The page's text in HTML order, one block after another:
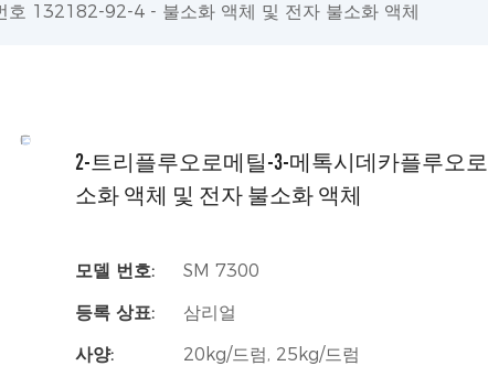
호 132182-92-4 - 불소화 액체 및 전자 불소화 액체
2-트리플루오로메틸-3-메톡시데카플루오로
소화 액체 및 전자 불소화 액체
모델 번호:
SM 7300
등록 상표:
삼리얼
사양:
20kg/드럼, 25kg/드럼